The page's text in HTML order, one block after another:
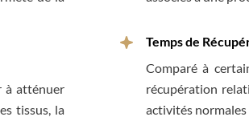
à atténuer
tissus, la
Temps de
Comparé à
récupération
activités normales